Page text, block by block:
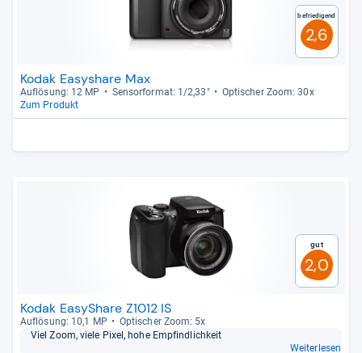
Befriedigend
2,6
Kodak Easyshare Max
Auf­lö­sung: 12 MP Sen­sor­for­mat: 1/2,33"
Opti­scher Zoom: 30x
Zum Produkt
Gut
2,0
Kodak EasyShare Z1012 IS
Auf­lö­sung: 10,1 MP
Opti­scher Zoom: 5x
Viel Zoom, viele Pixel, hohe Emp­find­lich­keit
Weiterlesen